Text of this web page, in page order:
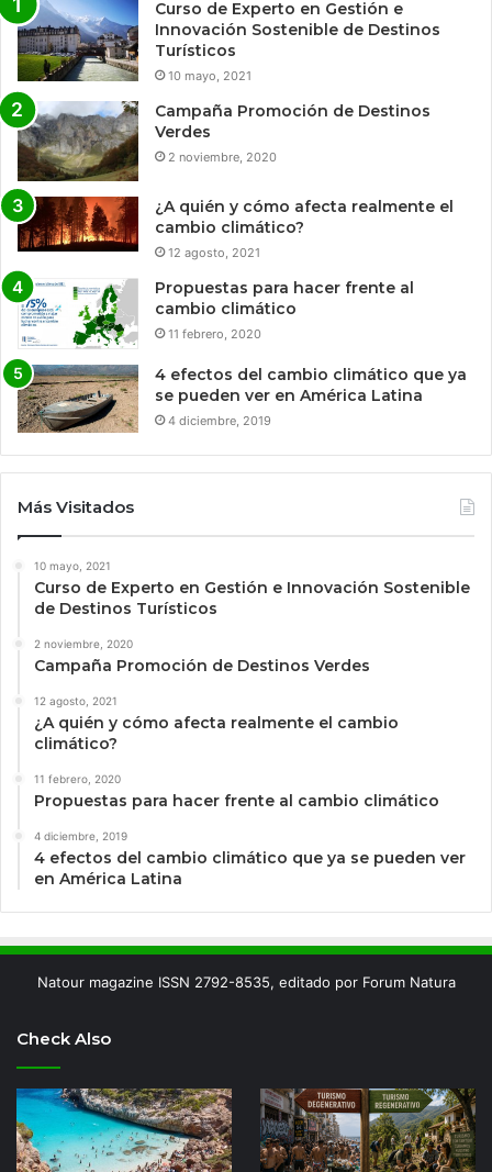
Curso de Experto en Gestión e
Innovación Sostenible de Destinos
Turísticos
10 mayo, 2021
Campaña Promoción de Destinos
Verdes
2 noviembre, 2020
¿A quién y cómo afecta realmente el
cambio climático?
12 agosto, 2021
Propuestas para hacer frente al
cambio climático
11 febrero, 2020
4 efectos del cambio climático que ya
se pueden ver en América Latina
4 diciembre, 2019
Más Visitados
10 mayo, 2021
Curso de Experto en Gestión e Innovación Sostenible
de Destinos Turísticos
2 noviembre, 2020
Campaña Promoción de Destinos Verdes
12 agosto, 2021
¿A quién y cómo afecta realmente el cambio
climático?
11 febrero, 2020
Propuestas para hacer frente al cambio climático
4 diciembre, 2019
4 efectos del cambio climático que ya se pueden ver
en América Latina
Natour magazine ISSN 2792-8535, editado por Forum Natura
Check Also